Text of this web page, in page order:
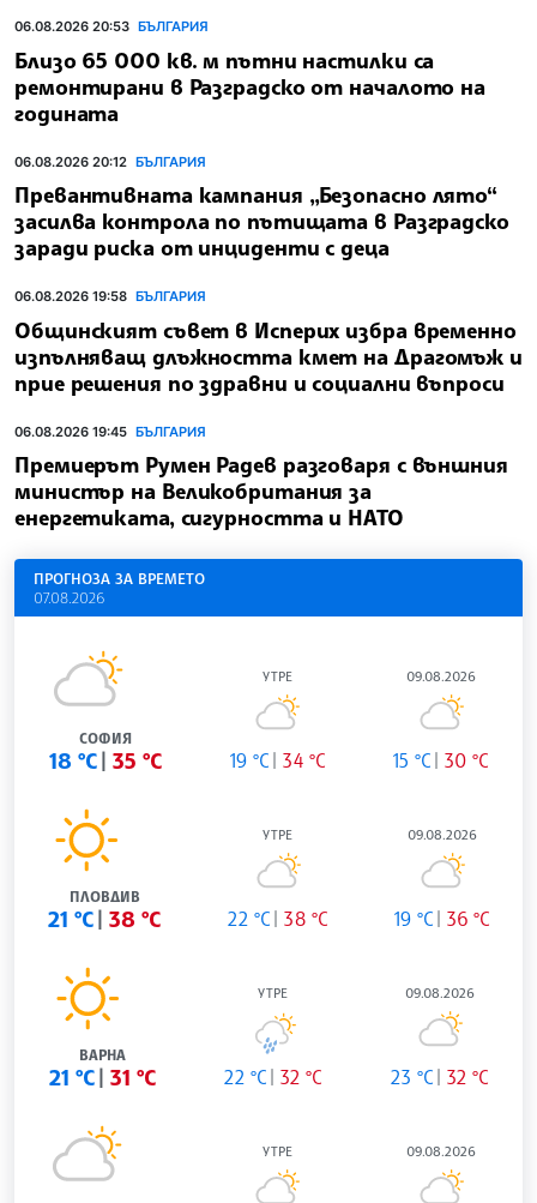
06.08.2026 20:53 БЪЛГАРИЯ
Близо 65 000 кв. м пътни настилки са
ремонтирани в Разградско от началото на
годината
06.08.2026 20:12 БЪЛГАРИЯ
Превантивната кампания „Безопасно лято“
засилва контрола по пътищата в Разградско
заради риска от инциденти с деца
06.08.2026 19:58 БЪЛГАРИЯ
Общинският съвет в Исперих избра временно
изпълняващ длъжността кмет на Драгомъж и
прие решения по здравни и социални въпроси
06.08.2026 19:45 БЪЛГАРИЯ
Премиерът Румен Радев разговаря с външния
министър на Великобритания за
енергетиката, сигурността и НАТО
ПРОГНОЗА ЗА ВРЕМЕТО
07.08.2026
СОФИЯ
18 °C 35 °C
УТРЕ
19 °C 34 °C
09.08.2026
15 °C 30 °C
ПЛОВДИВ
21 °C 38 °C
УТРЕ
22 °C 38 °C
09.08.2026
19 °C 36 °C
ВАРНА
21 °C 31 °C
УТРЕ
22 °C 32 °C
09.08.2026
23 °C 32 °C
УТРЕ 09.08.2026